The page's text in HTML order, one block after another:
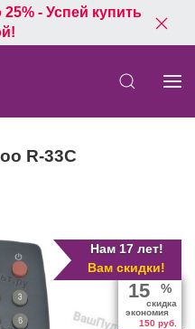
- Успей купить
R-33C
Нам 17 лет!
Вам скидки!
15 %
скидка
экономия
150 руб.